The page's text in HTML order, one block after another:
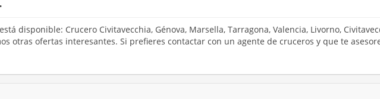
disponible: Crucero Civitavecchia, Génova, Marsella, Tarragona, Valencia, Livorno,
otras ofertas interesantes. Si prefieres contactar con un agente de cruceros y que te